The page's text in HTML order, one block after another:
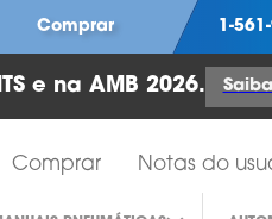
Comprar 1-
e na AMB 2026.
Comprar Notas do